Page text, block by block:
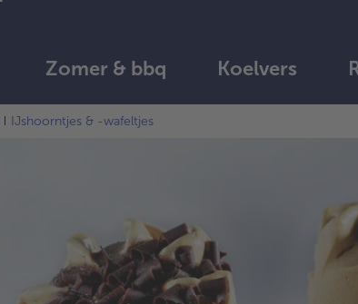
Zomer & bbq Koelvers
IJshoorntjes & -wafeltjes